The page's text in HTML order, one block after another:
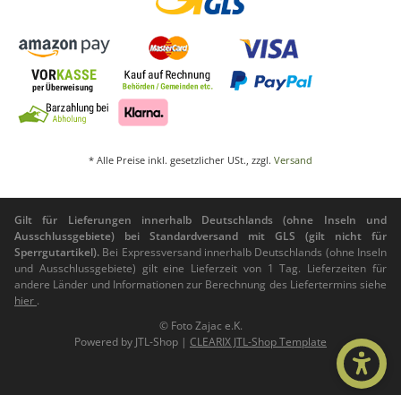
* Alle Preise inkl. gesetzlicher USt., zzgl. Versand
Gilt für Lieferungen innerhalb Deutschlands (ohne Inseln und
Ausschlussgebiete) bei Standardversand mit GLS (gilt nicht für
Sperrgutartikel). Bei Expressversand innerhalb Deutschlands (ohne Inseln
und Ausschlussgebiete) gilt eine Lieferzeit von 1 Tag. Lieferzeiten für
andere Länder und Informationen zur Berechnung des Liefertermins siehe
hier .
© Foto Zajac e.K.
Powered by JTL-Shop | CLEARIX JTL-Shop Template